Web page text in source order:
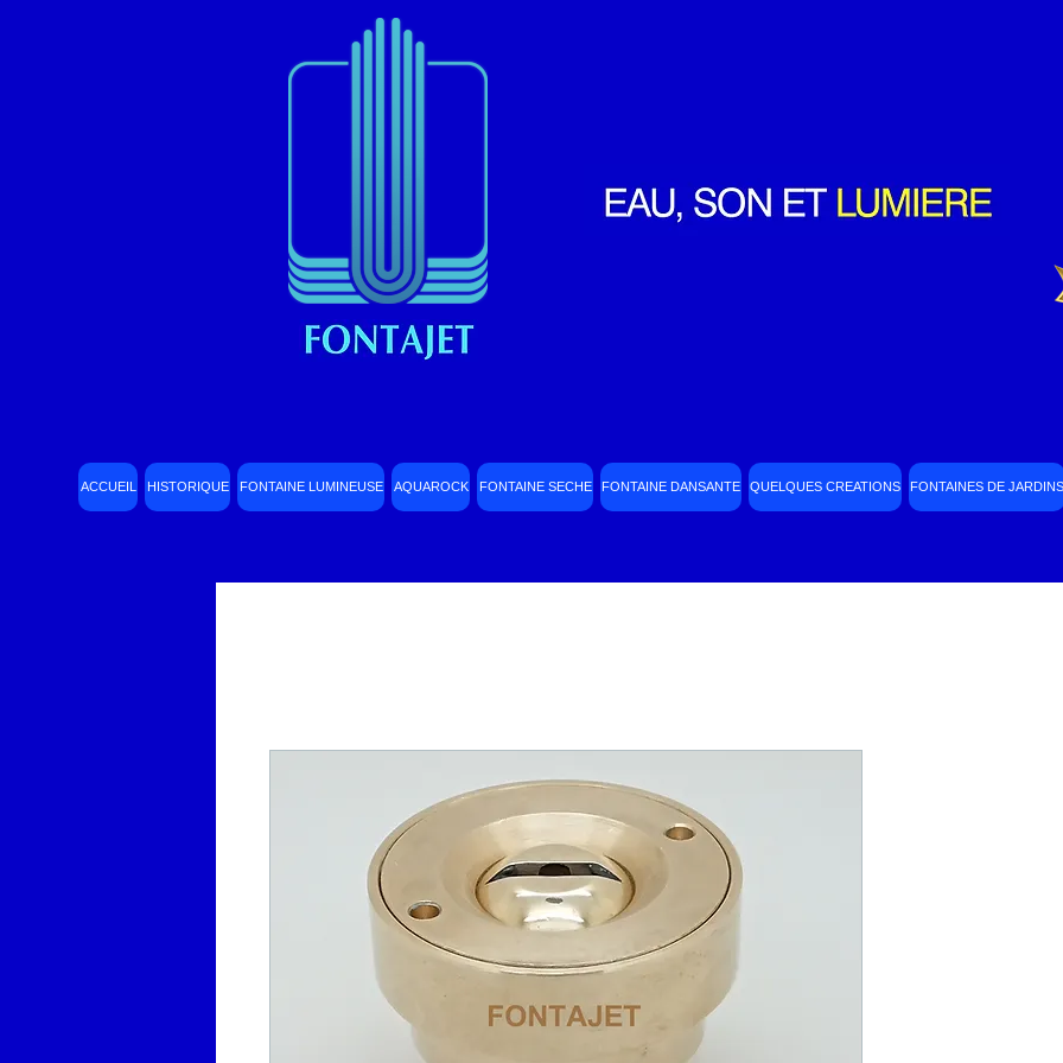
ACCUEIL HISTORIQUE FONTAINE LUMINEUSE AQUAROCK FONTAINE SECHE FONTAINE DANSANTE QUELQUES CREATIONS FONTAINES DE JARDINS